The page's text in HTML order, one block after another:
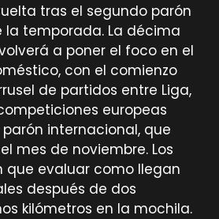
tras el segundo parón
la temporada. La décima
a poner el foco en el
con el comienzo
de partidos entre Liga,
europeas
internacional, que
mes de noviembre. Los
que evaluar como llegan
después de dos
kilómetros en la mochila.